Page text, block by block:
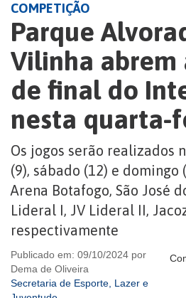
COMPETIÇÃO
Parque
Vilinha abrem
de final do
nesta quarta-
Os jogos serão realizados
(9), sábado (12) e domingo
Arena Botafogo, São José
Lideral I, JV Lideral II,
respectivamente
Publicado em: 09/10/2024 por
Dema de Oliveira
Secretaria de Esporte, Lazer e